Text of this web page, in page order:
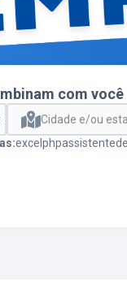
com você
Cidade e/ou
excel phpassistente